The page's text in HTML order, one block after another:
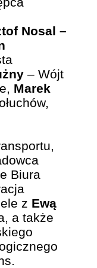
Nosal –
– Wójt
Marek
Biura
z Ewą
a także